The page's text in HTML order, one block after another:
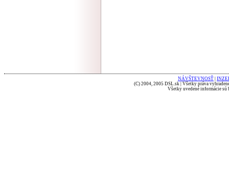
NÁVŠTEVNOSŤ
(C) 2004, 2005 DSL.sk | Všetky práva
Všetky uvedené informácie sú